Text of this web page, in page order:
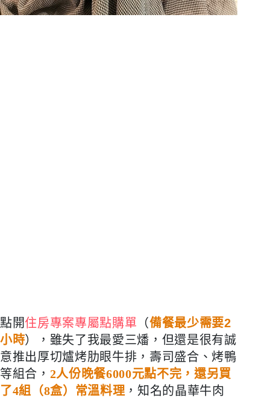
點開住房專案專屬點購單 （備餐最少需要2
小時）
，雖失了我最愛三燔，但還是很有誠
意推出厚切爐烤肋眼牛排，壽司盛合、烤鴨
等組合， 2人份晚餐6000元點不完，還另買
了4組（8盒）常溫料理 ，知名的晶華牛肉